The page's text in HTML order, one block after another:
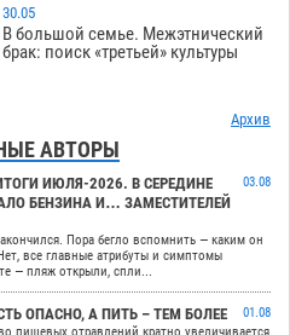
30.05
В большой семье. Межэтнический
брак: поиск «третьей» культуры
Архив
АВТОРЫ
ИЮЛЯ-2026. В СЕРЕДИНЕ
БЕНЗИНА И… ЗАМЕСТИТЕЛЕЙ
03.08
Пора бегло вспомнить — каким он
все главные атрибуты и симптомы
— пляж открыли, спли...
ОПАСНО, А ПИТЬ – ТЕМ БОЛЕЕ
01.08